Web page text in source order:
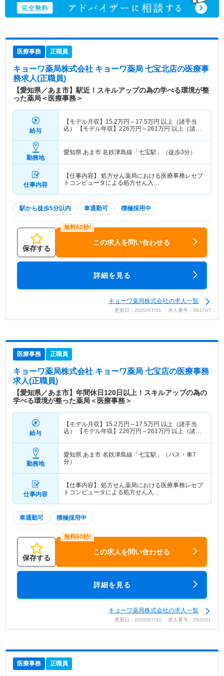
医療事務 正職員
キョーワ薬局株式会社 キョーワ薬局 七宝北店の医療事
務求人(正職員)
【愛知県／あま市】駅近！スキルアップの為の学べる環境が整
った薬局＜医療事務＞
給与
【モデル月収】 15.2万円～ 17.5万円 以上（諸手当
込） 【モデル年収】 226万円～261万円 以上（諸手
勤務地
愛知県 あま市 名鉄津島線「七宝駅」（徒歩3分）
仕事内容
【仕事内容】 処方せん薬局における医療事務レセプ
トコンピュータによる処方せん入…
駅から徒歩5分以内 車通勤可 積極採用中
保存する
この求人を問い合わせる
詳細を見る
キョーワ薬局株式会社の求人一覧
更新日：2020/07/31 求人番号：591767
医療事務 正職員
キョーワ薬局株式会社 キョーワ薬局 七宝店の医療事務
求人(正職員)
【愛知県／あま市】年間休日120日以上！スキルアップの為の
学べる環境が整った薬局＜医療事務＞
給与
【モデル月収】 15.2万円～ 17.5万円 以上（諸手当
込） 【モデル年収】 226万円～261万円 以上（諸手
勤務地
愛知県 あま市 名鉄津島線「七宝駅」（バス・車7
分）
仕事内容
【仕事内容】 処方せん薬局における医療事務レセプ
トコンピュータによる処方せん入…
車通勤可 積極採用中
保存する
この求人を問い合わせる
詳細を見る
キョーワ薬局株式会社の求人一覧
更新日：2020/07/31 求人番号：592631
医療事務 正職員